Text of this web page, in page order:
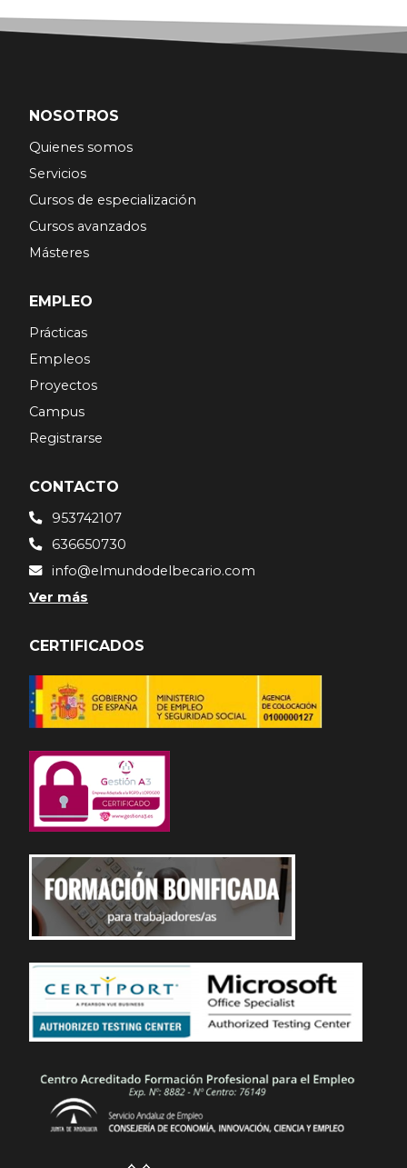
NOSOTROS
Quienes somos
Servicios
Cursos de especialización
Cursos avanzados
Másteres
EMPLEO
Prácticas
Empleos
Proyectos
Campus
Registrarse
CONTACTO
953742107
636650730
info@elmundodelbecario.com
Ver más
CERTIFICADOS